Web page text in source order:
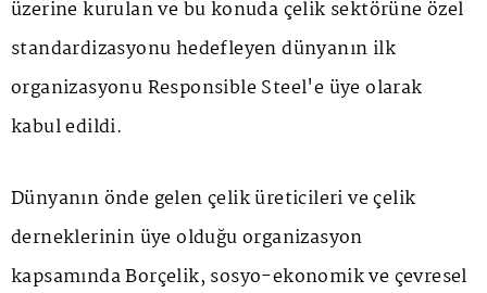
üzerine kurulan ve bu konuda çelik sektörüne özel
standardizasyonu hedefleyen dünyanın ilk
organizasyonu Responsible Steel'e üye olarak
kabul edildi.
Dünyanın önde gelen çelik üreticileri ve çelik
derneklerinin üye olduğu organizasyon
kapsamında Borçelik, sosyo-ekonomik ve çevresel